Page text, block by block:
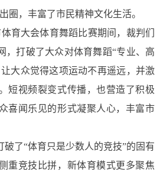
圈，丰富了市民精神文化生活。
大会体育舞蹈比赛期间，裁判们
，打破了大众对体育舞蹈“专业、高
大众觉得这项运动不再遥远，并激
短视频裂变式传播，也营造了积极
喜闻乐见的形式凝聚人心，丰富市
了“体育只是少数人的竞技”的固有
重竞技比拼，新体育模式更多聚焦